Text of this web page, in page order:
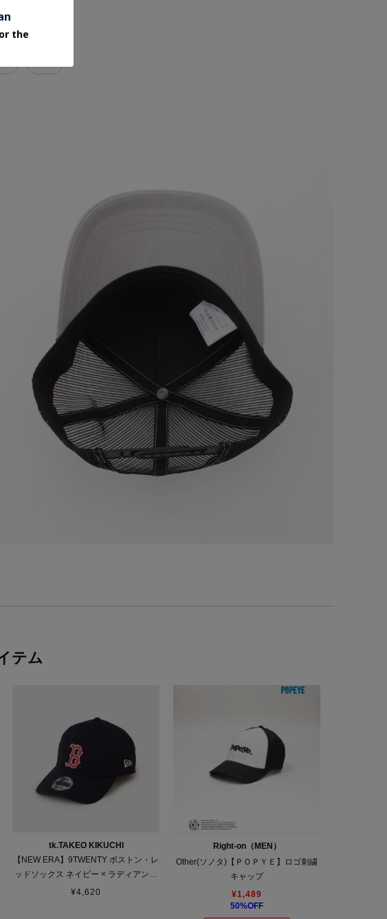
テム
tk.TAKEO KIKUCHI
【NEW ERA】9TWENTY ボストン・レ
ッドソックス ネイビー × ラディアント
レッド
¥4,620
Right-on（MEN）
Other(ソノタ)【ＰＯＰＹＥ】ロゴ刺繍
キャップ
¥1,489
50%OFF